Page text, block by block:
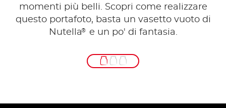
momenti più belli. Scopri come realizzare
questo portafoto, basta un vasetto vuoto di
Nutella® e un po' di fantasia.